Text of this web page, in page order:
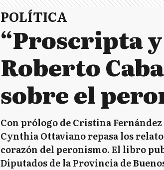
POLÍTICA
“Proscripta
Roberto
sobre el
Con prólogo de Cristina
Cynthia Ottaviano repasa los
corazón del peronismo. El libro
Diputados de la Provincia de